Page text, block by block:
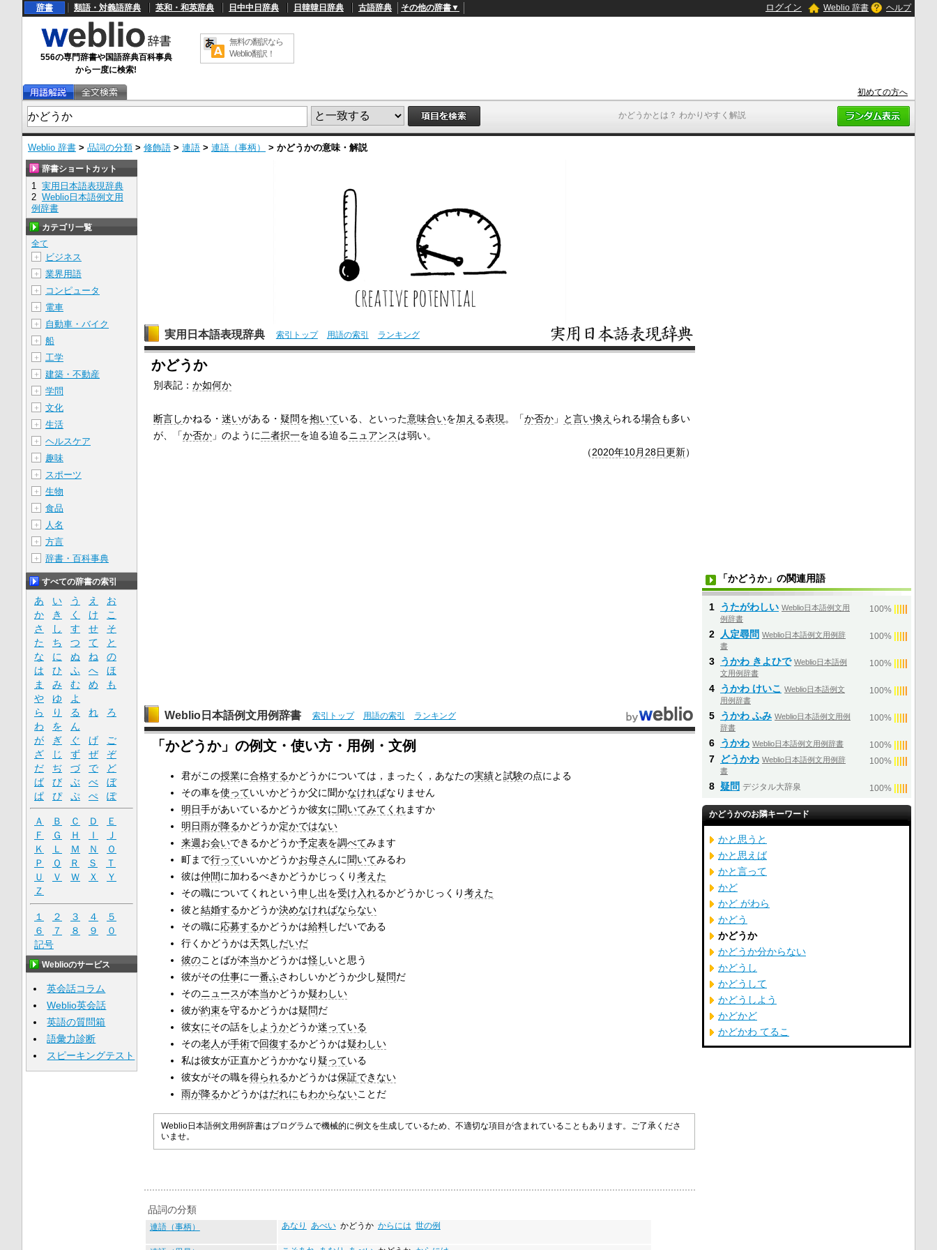
かどうかとは？ わかりやすく解説
辞書 類語・対義語辞典 英和・和英辞典 日中中日辞典 日韓韓日辞典 古語辞典 その他の辞書▼ ログイン Weblio 辞書 ヘルプ
556の専門辞書や国語辞典百科事典
から一度に検索!
無料の翻訳なら
Weblio翻訳！
初めての方へ
Weblio 辞書 > 品詞の分類 > 修飾語 > 連語 > 連語（事柄） > かどうかの意味・解説
実用日本語表現辞典 索引トップ 用語の索引 ランキング
かどうか
別表記： か如何か
断言しかねる・ 迷いがある・ 疑問を抱いている、といった意味合いを加え る表現 。「か否か」 と言い換え られる場合も多い
が、「か否か」のように 二者択一を迫る迫るニュアンスは弱い。
（2020年10月 28日更新）
Weblio日本語例文用例辞書 索引トップ 用語の索引 ランキング
「かどうか」の例文・使い方・用例・文例
君がこの授業に合格するかどうかについては，まったく，あなたの実績と試験の点による
その車を使っていいかどうか父に聞かなければなりません
明日手があいているかどうか彼女に聞いてみてくれますか
明日雨が降るかどうか定かではない
来週お会いできるかどうか予定表を調べてみます
町まで行っていいかどうかお母さんに聞いてみるわ
彼は仲間に加わるべきかどうかじっくり考えた
その職についてくれという申し出を受け入れるかどうかじっくり考えた
彼と結婚するかどうか決めなければならない
その職に応募するかどうかは給料しだいである
行くかどうかは天気しだいだ
彼のことばが本当かどうかは怪しいと思う
彼がその仕事に一番ふさわしいかどうか少し疑問だ
そのニュースが本当かどうか疑わしい
彼が約束を守るかどうかは疑問だ
彼女にその話を しようかどうか迷っている
その老人が手術で回復するかどうかは疑わしい
私は彼女が正直かどうかかなり 疑っている
彼女がその職を得られるかどうかは保証できない
雨が降るかどうかはだれにもわからないことだ
Weblio日本語例文用例辞書はプログラムで機械的に例文を生成しているため、不適切な項目が含まれていることもあります。ご了承くださ
いませ。
品詞の分類
連語（事柄） あなり あべいかどうか からには 世の例
辞書ショートカット
1 実用日本語表現辞典
2 Weblio日本語例文用
例辞書
カテゴリ一覧
全て
＋
ビジネス
＋ 業界用語
＋ コンピュータ
＋ 電車
＋ 自動車・バイク
＋ 船
＋ 工学
＋ 建築・不動産
＋ 学問
＋ 文化
＋ 生活
＋ ヘルスケア
＋ 趣味
＋ スポーツ
＋ 生物
＋ 食品
＋ 人名
＋ 方言
＋ 辞書・百科事典
すべての辞書の索引
あ い う え
お
か
き く け
こ
さ
し す せ
そ
た
ち つ て
と
な
に ぬ ね
の
は
ひ ふ へ
ほ
ま
み む め
も
や
ゆ
よ
ら
り る れ
ろ
わ
を
ん
が
ぎ ぐ げ
ご
ざ
じ ず ぜ
ぞ
だ
ぢ づ で
ど
ば
び ぶ べ
ぼ
ぱ
ぴ ぷ ぺ ぽ
Ａ Ｂ Ｃ Ｄ
Ｅ
Ｆ
Ｇ Ｈ Ｉ
Ｊ
Ｋ
Ｌ Ｍ Ｎ
Ｏ
Ｐ
Ｑ Ｒ Ｓ
Ｔ
Ｕ
Ｖ Ｗ Ｘ
Ｙ
Ｚ
１ ２ ３ ４
５
６
７ ８ ９
０
記号
Weblioのサービス
英会話コラム
Weblio英会話
英語の質問箱
語彙力診断
スピーキングテスト
「かどうか」の関連用語
1 うたがわしい Weblio日本語例文用
例辞書
100%
2 人定尋問 Weblio日本語例文用例辞
書
100%
3 うかわ きよひで Weblio日本語例
文用例辞書
100%
4 うかわ けいこ Weblio日本語例文
用例辞書
100%
5 うかわ ふみ Weblio日本語例文用例
辞書
100%
6 うかわ Weblio日本語例文用例辞書 100%
7 どうかわ Weblio日本語例文用例辞
書
100%
8 疑問 デジタル大辞泉 100%
かどうかのお隣キーワード
かと思うと
かと思えば
かと言って
かど
かど がわら
かどう
かどうか
かどうか分からない
かどうし
かどうして
かどうしよう
かどかど
かどかわ てるこ